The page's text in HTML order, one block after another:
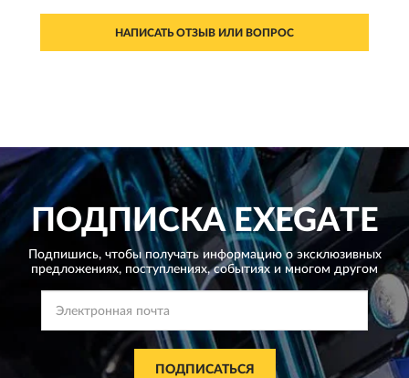
НАПИСАТЬ ОТЗЫВ ИЛИ ВОПРОС
ПОДПИСКАEXEGATE
Подпишись, чтобы получать информацию о эксклюзивных
предложениях, поступлениях, событиях и многом другом
ПОДПИСАТЬСЯ